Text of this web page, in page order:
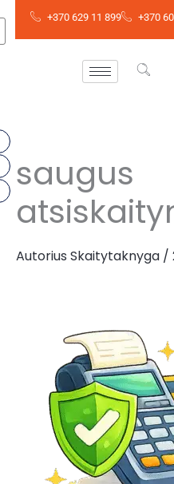
Pereiti
+370 629 11 899 +370
saugus
Autorius Skaitytaknyga /